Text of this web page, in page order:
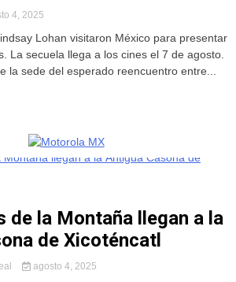
4, 2025
Lohan visitaron México para presentar
La secuela llega a los cines el 7 de agosto.
la sede del esperado reencuentro entre...
de la Montaña llegan a la
de Xicoténcatl
agosto 4, 2025